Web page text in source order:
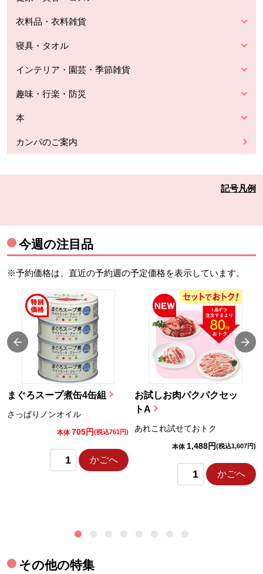
衣料品・衣料雑貨
寝具・タオル
インテリア・園芸・季節雑貨
趣味・行楽・防災
本
カンパのご案内
記号凡例
今週の注目品
※予約価格は、直近の予約週の予定価格を表示しています。
まぐろスープ煮缶4缶組
さっぱりノンオイル
本体 705円(税込761円)
かごへ
お試しお肉パクパクセッ
トA
あれこれ試せておトク
本体 1,488円(税込1,607円)
かごへ
その他の特集